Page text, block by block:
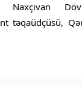
Naxçıvan
təqaüdçüsü,